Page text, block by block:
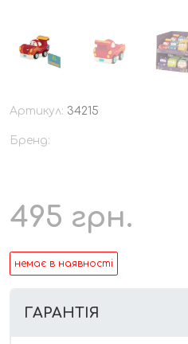
Артикул: 34215
Бренд:
495 грн.
немає в наявності
ГАРАНТІЯ